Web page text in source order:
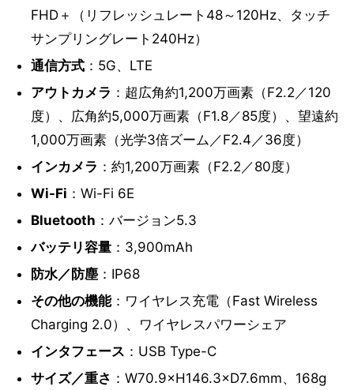
FHD＋（リフレッシュレート48～120Hz、タッチ
サンプリングレート240Hz）
通信方式：5G、LTE
アウトカメラ ：超広角約1,200万画素（F2.2／120
度）、広角約5,000万画素（F1.8／85度）、望遠約
1,000万画素（光学3倍ズーム／F2.4／36度）
インカメラ ：約1,200万画素（F2.2／80度）
Wi-Fi ：Wi-Fi 6E
Bluetooth ：バージョン5.3
バッテリ容量：3,900mAh
防水／防塵：IP68
その他の機能：ワイヤレス充電（Fast Wireless
Charging 2.0）、ワイヤレスパワーシェア
インタフェース ：USB Type-C
サイズ／重さ ：W70.9×H146.3×D7.6mm、168g